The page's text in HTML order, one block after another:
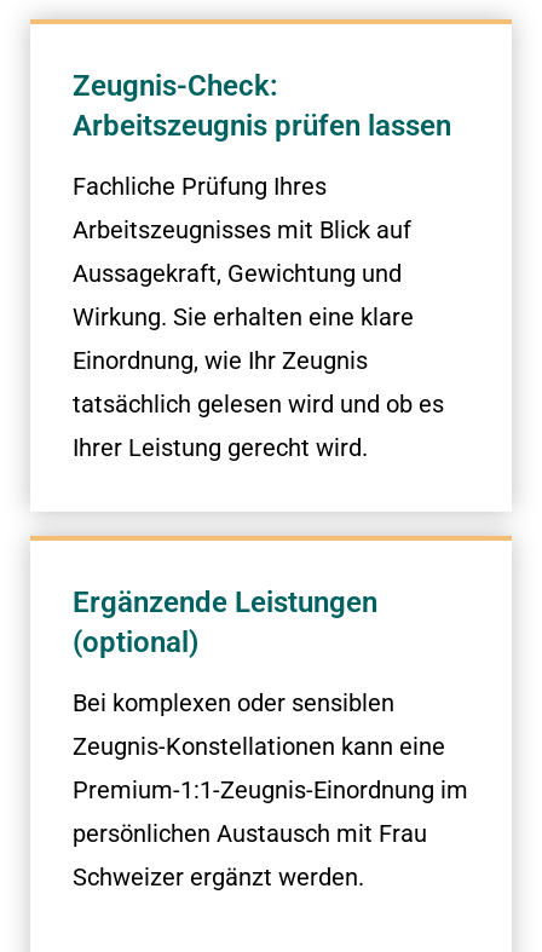
Zeugnis-Check:
Arbeitszeugnis prüfen lassen
Fachliche Prüfung Ihres
Arbeitszeugnisses mit Blick auf
Aussagekraft, Gewichtung und
Wirkung. Sie erhalten eine klare
Einordnung, wie Ihr Zeugnis
tatsächlich gelesen wird und ob es
Ihrer Leistung gerecht wird.
Ergänzende Leistungen
(optional)
Bei komplexen oder sensiblen
Zeugnis-Konstellationen kann eine
Premium-1:1-Zeugnis-Einordnung im
persönlichen Austausch mit Frau
Schweizer ergänzt werden.